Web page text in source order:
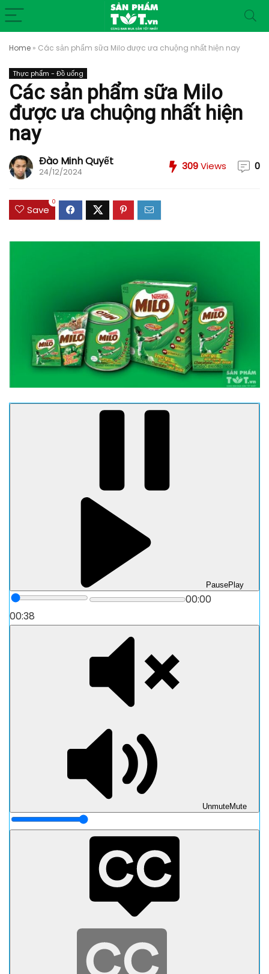
Home » Các sản phẩm sữa Milo được ưa chuộng nhất hiện nay
Thực phẩm - Đồ uống
Các sản phẩm sữa Milo
được ưa chuộng nhất hiện
nay
Đào Minh Quyết
24/12/2024 309Views 0
Save
0
PausePlay
00:00
00:38
UnmuteMute